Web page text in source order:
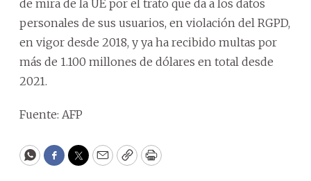
de mira de la UE por el trato que da a los datos
personales de sus usuarios, en violación del RGPD,
en vigor desde 2018, y ya ha recibido multas por
más de 1.100 millones de dólares en total desde
2021.
Fuente: AFP
WhatsApp
Facebook
Twitter
EmailCopyPrint